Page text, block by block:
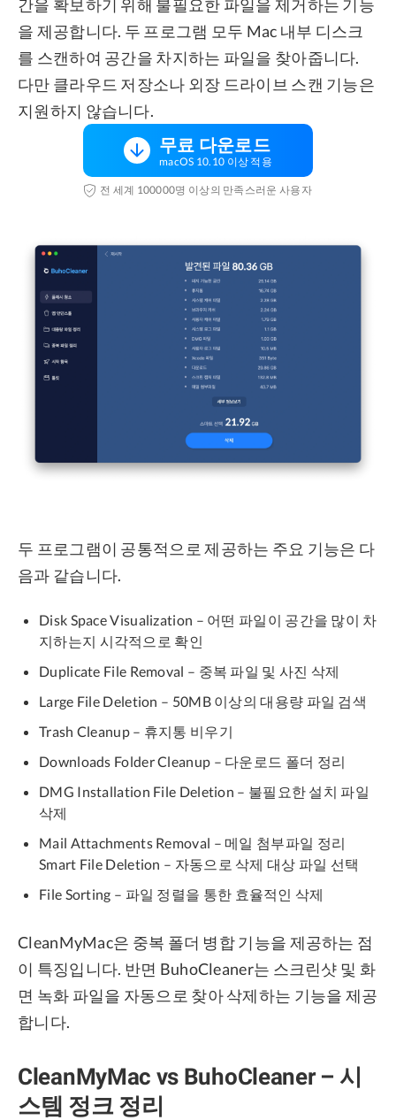
간을 확보하기 위해 불필요한 파일을 제거하는 기능
을 제공합니다. 두 프로그램 모두 Mac 내부 디스크
를 스캔하여 공간을 차지하는 파일을 찾아줍니다.
다만 클라우드 저장소나 외장 드라이브 스캔 기능은
지원하지 않습니다.
무료 다운로드
macOS 10.10 이상 적용
전 세계 100000명 이상의 만족스러운 사용자
두 프로그램이 공통적으로 제공하는 주요 기능은 다
음과 같습니다.
Disk Space Visualization – 어떤 파일이 공간을 많이 차
지하는지 시각적으로 확인
Duplicate File Removal – 중복 파일 및 사진 삭제
Large File Deletion – 50MB 이상의 대용량 파일 검색
Trash Cleanup – 휴지통 비우기
Downloads Folder Cleanup – 다운로드 폴더 정리
DMG Installation File Deletion – 불필요한 설치 파일
삭제
Mail Attachments Removal – 메일 첨부파일 정리
Smart File Deletion – 자동으로 삭제 대상 파일 선택
File Sorting – 파일 정렬을 통한 효율적인 삭제
CleanMyMac은 중복 폴더 병합 기능을 제공하는 점
이 특징입니다. 반면 BuhoCleaner는 스크린샷 및 화
면 녹화 파일을 자동으로 찾아 삭제하는 기능을 제공
합니다.
CleanMyMac vs BuhoCleaner – 시
스템 정크 정리